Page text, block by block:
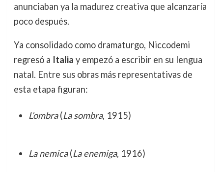
anunciaban ya la madurez creativa que alcanzaría
poco después.
Ya consolidado como dramaturgo, Niccodemi
regresó a Italia y empezó a escribir en su lengua
natal. Entre sus obras más representativas de
esta etapa figuran:
L’ombra(La sombra, 1915)
La nemica(La enemiga, 1916)